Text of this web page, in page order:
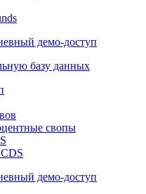
Funds
базу данных
свопы